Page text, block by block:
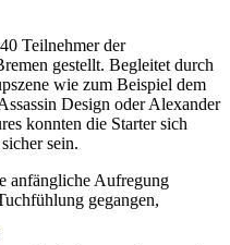
Teilnehmer der
gestellt. Begleitet durch
wie zum Beispiel dem
Design oder Alexander
konnten die Starter sich
sein.
anfängliche Aufregung
gegangen,